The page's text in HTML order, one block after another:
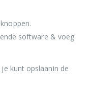
software & voeg
kunt opslaanin de